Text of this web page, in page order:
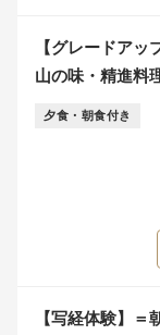
【グレードア
山の味・精進料
夕食・朝食付き
【写経体験】